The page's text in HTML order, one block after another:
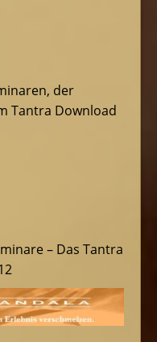
der
Tantra Download
– Das Tantra